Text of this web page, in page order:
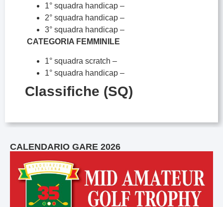
1° squadra handicap –
2° squadra handicap –
3° squadra handicap –
CATEGORIA FEMMINILE
1° squadra scratch –
1° squadra handicap –
Classifiche (SQ)
CALENDARIO GARE 2026